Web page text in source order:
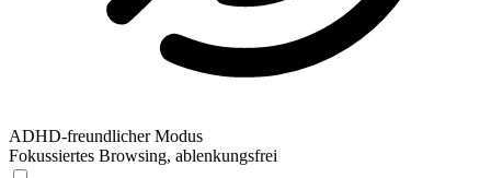
ADHD-freundlicher Modus
Fokussiertes Browsing, ablenkungsfrei